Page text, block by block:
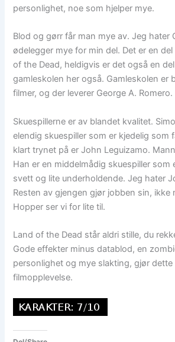
personlighet, noe som hjelper mye.
Blod og gørr får man mye av. Jeg hater
ødelegger mye for min del. Det er en
of the Dead, heldigvis er det også en
gamleskolen her også. Gamleskolen er
filmer, og der leverer George A. Romero.
Skuespillerne er av blandet kvalitet.
elendig skuespiller som er kjedelig som
klart trynet på er John Leguizamo.
Han er en middelmådig skuespiller som
svett og lite underholdende. Jeg hater
Resten av gjengen gjør jobben sin, ikke
Hopper ser vi for lite til.
Land of the Dead står aldri stille, du
Gode effekter minus datablod, en
personlighet og mye slakting, gjør dette
filmopplevelse.